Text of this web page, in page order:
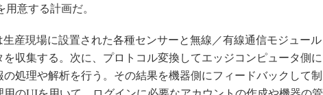
用意する計画だ。
産現場に設置された各種センサーと無線／有線通信モジュール
を収集する。次に、プロトコル変換してエッジコンピュータ側に
処理や解析を行う。その結果を機器側にフィードバックして制